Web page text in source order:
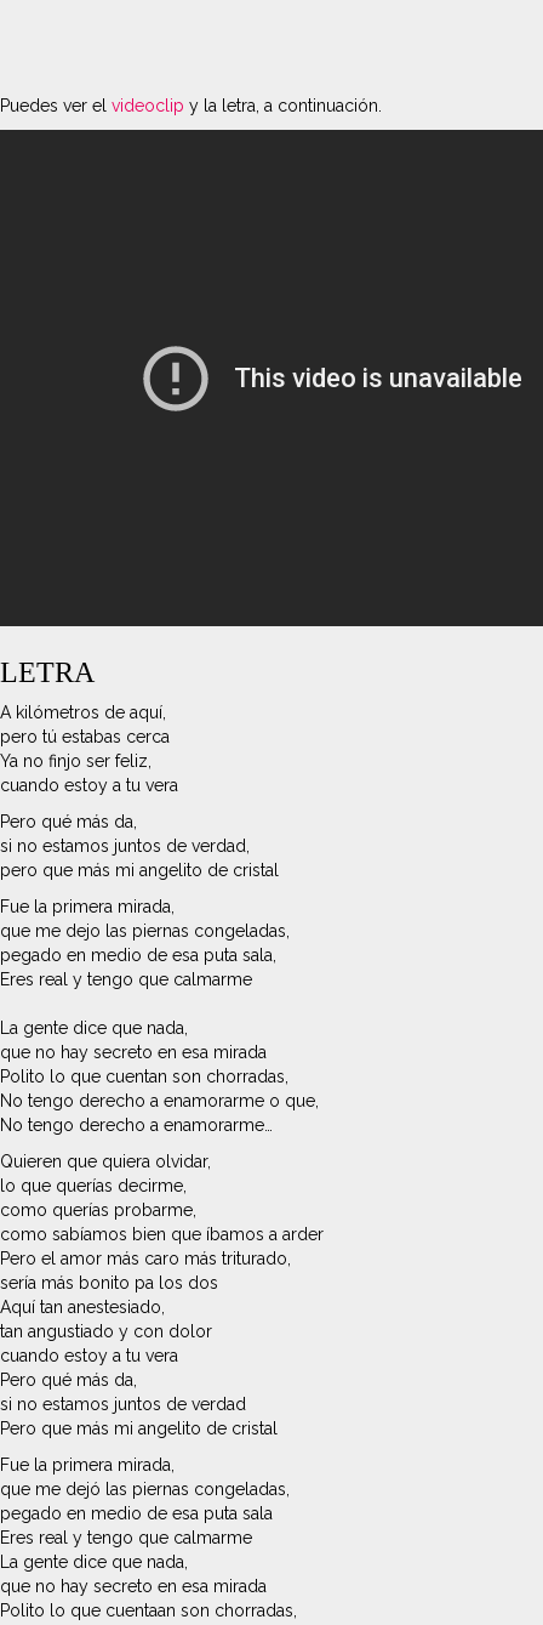
Puedes ver el videoclip y la letra, a continuación.
LETRA
A kilómetros de aquí,
pero tú estabas cerca
Ya no finjo ser feliz,
cuando estoy a tu vera
Pero qué más da,
si no estamos juntos de verdad,
pero que más mi angelito de cristal
Fue la primera mirada,
que me dejo las piernas congeladas,
pegado en medio de esa puta sala,
Eres real y tengo que calmarme
La gente dice que nada,
que no hay secreto en esa mirada
Polito lo que cuentan son chorradas,
No tengo derecho a enamorarme o que,
No tengo derecho a enamorarme…
Quieren que quiera olvidar,
lo que querías decirme,
como querías probarme,
como sabíamos bien que íbamos a arder
Pero el amor más caro más triturado,
sería más bonito pa los dos
Aquí tan anestesiado,
tan angustiado y con dolor
cuando estoy a tu vera
Pero qué más da,
si no estamos juntos de verdad
Pero que más mi angelito de cristal
Fue la primera mirada,
que me dejó las piernas congeladas,
pegado en medio de esa puta sala
Eres real y tengo que calmarme
La gente dice que nada,
que no hay secreto en esa mirada
Polito lo que cuentaan son chorradas,